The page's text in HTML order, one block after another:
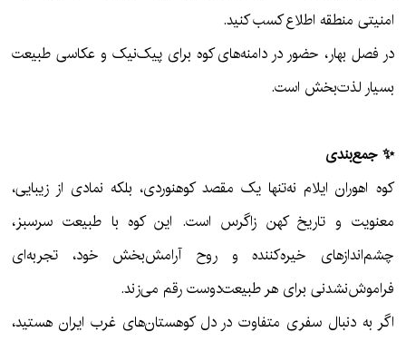
امنیتی منطقه اطلاع کسب کنید.
در فصل بهار، حضور در دامنه‌های کوه برای پیک‌نیک و عکاسی طبیعت
بسیار لذت‌بخش است.
✨ جمع‌بندی
کوه اهوران ایلام نه‌تنها یک مقصد کوهنوردی، بلکه نمادی از زیبایی،
معنویت و تاریخ کهن زاگرس است. این کوه با طبیعت سرسبز،
چشم‌اندازهای خیره‌کننده و روح آرامش‌بخش خود، تجربه‌ای
فراموش‌نشدنی برای هر طبیعت‌دوست رقم می‌زند.
اگر به دنبال سفری متفاوت در دل کوهستان‌های غرب ایران هستید،